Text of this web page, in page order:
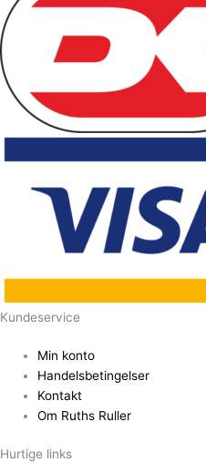
Kundeservice
Min konto
Handelsbetingelser
Kontakt
Om Ruths Ruller
Hurtige links